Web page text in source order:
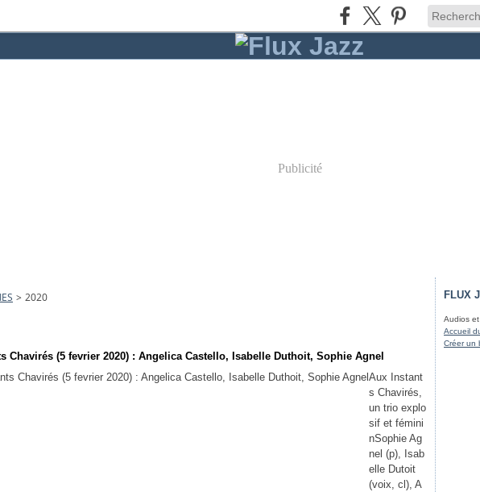
Publicité
> 2020
Chavirés (5 fevrier 2020) : Angelica Castello, Isabelle Duthoit, Sophie Agnel
Aux Instant
s Chavirés,
un trio explo
sif et fémini
nSophie Ag
nel (p), Isab
elle Dutoit
(voix, cl), A
FLUX
Audios
Accueil
Créer un